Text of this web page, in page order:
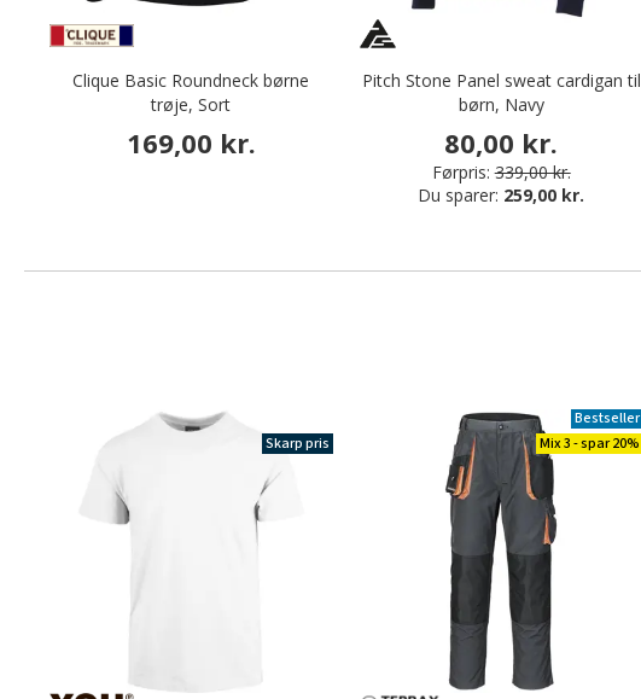
Clique Basic Roundneck børne
trøje, Sort
169,00 kr.
Pitch Stone Panel sweat cardigan til
børn, Navy
80,00 kr.
Førpris: 339,00 kr.
Du sparer: 259,00 kr.
Skarp pris
Bestseller
Mix 3 - spar 20%